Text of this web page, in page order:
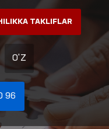
TAKLIFLAR
O'Z
96